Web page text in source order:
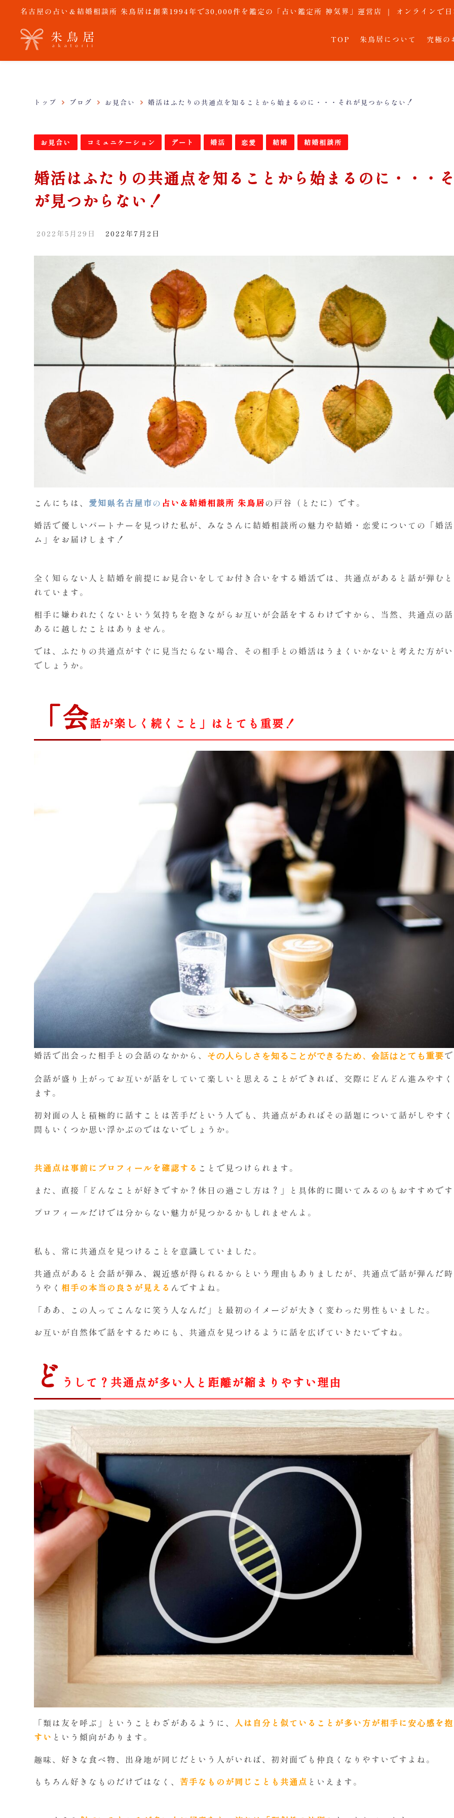
名古屋の占い＆結婚相談所 朱鳥居は創業1994年で30,000件を鑑定の「占い鑑定所 神気界」運営店 ｜ オンラインで
TOP 朱鳥居について 究極の
トップ ブログ お見合い 婚活はふたりの共通点を知ることから始まるのに・・・それが見つからない！
お見合い コミュニケーション デート 婚活 恋愛 結婚 結婚相談所
婚活はふたりの共通点を知ることから始まるのに・・・
が見つからない！
2022年5月29日 2022年7月2日
こんにちは、 愛知県名古屋市の 占い＆結婚相談所 朱鳥居の戸谷（とたに）です。
婚活で優しいパートナーを見つけた私が、みなさんに結婚相談所の魅力や結婚・恋愛についての「婚
ム」をお届けします！
全く知らない人と結婚を前提にお見合いをしてお付き合いをする婚活では、共通点があると話が弾む
れています。
相手に嫌われたくないという気持ちを抱きながらお互いが会話をするわけですから、当然、共通点の
あるに越したことはありません。
では、ふたりの共通点がすぐに見当たらない場合、その相手との婚活はうまくいかないと考えた方が
でしょうか。
「会話が楽しく続くこと」はとても重要！
婚活で出会った相手との会話のなかから、 その人らしさを知ることができるため、会話はとても重要
会話が盛り上がってお互いが話をしていて楽しいと思えることができれば、交際にどんどん進みやす
ます。
初対面の人と積極的に話すことは苦手だという人でも、共通点があればその話題について話がしやす
問もいくつか思い浮かぶのではないでしょうか。
共通点は事前にプロフィールを確認する ことで見つけられます。
また、直接「どんなことが好きですか？休日の過ごし方は？」と具体的に聞いてみるのもおすすめで
プロフィールだけでは分からない魅力が見つかるかもしれませんよ。
私も、常に共通点を見つけることを意識していました。
共通点があると会話が弾み、親近感が得られるからという理由もありましたが、共通点で話が弾んだ
うやく 相手の本当の良さが見える んですよね。
「ああ、この人ってこんなに笑う人なんだ」と最初のイメージが大きく変わった男性もいました。
お互いが自然体で話をするためにも、共通点を見つけるように話を広げていきたいですね。
ど うして？共通点が多い人と距離が縮まりやすい理由
「類は友を呼ぶ」ということわざがあるように、 人は自分と似ていることが多い方が相手に安心感を
すい という傾向があります。
趣味、好きな食べ物、出身地が同じだという人がいれば、初対面でも仲良くなりやすいですよね。
もちろん好きなものだけではなく、 苦手なものが同じことも共通点 といえます。